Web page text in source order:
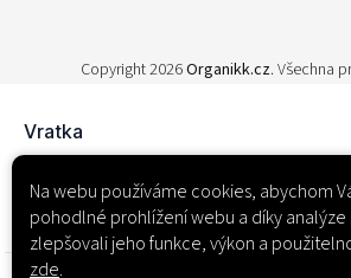
Na webu používáme cookies, abychom
pohodlné prohlížení webu a díky
zlepšovali jeho funkce, výkon a
zde.
Copyright 2026Organikk.cz. Všechna